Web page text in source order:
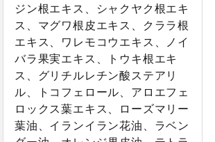
ジン根エキス、シャクヤク根エキ
ス、マグワ根皮エキス、クララ根
エキス、ワレモコウエキス、ノイ
バラ果実エキス、トウキ根エキ
ス、グリチルレチン酸ステアリ
ル、トコフェロール、アロエフェ
ロックス葉エキス、ローズマリー
葉油、イランイラン花油、ラベン